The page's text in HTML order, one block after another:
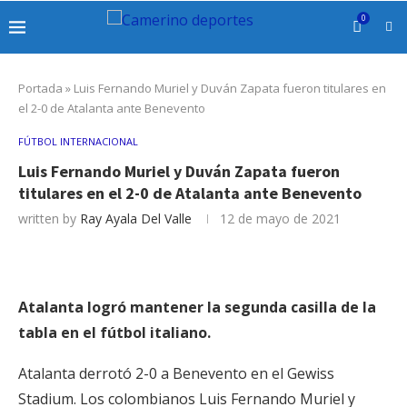
0
Portada » Luis Fernando Muriel y Duván Zapata fueron titulares en
el 2-0 de Atalanta ante Benevento
FÚTBOL INTERNACIONAL
Luis Fernando Muriel y Duván Zapata fueron
titulares en el 2-0 de Atalanta ante Benevento
written by Ray Ayala Del Valle 12 de mayo de 2021
Atalanta logró mantener la segunda casilla de la
tabla en el fútbol italiano.
Atalanta derrotó 2-0 a Benevento en el Gewiss
Stadium. Los colombianos Luis Fernando Muriel y